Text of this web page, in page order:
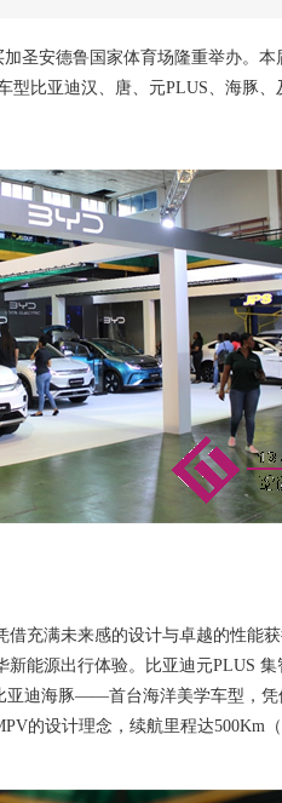
加圣安德鲁国家体育场 隆重举办。
型比亚迪汉、唐、元PLUS、海豚、
借充满未来感的设计与卓越的性能
新能源出行体验。比亚迪元PLUS
亚迪海豚——首台海洋美学车型，凭
的设计理念，续航里程达500Km （